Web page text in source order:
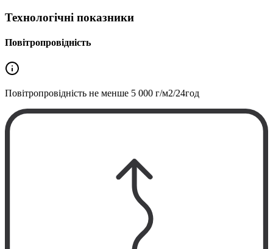
Технологічні показники
Повітропровідність
Повітропровідність не менше 5 000 г/м2/24год